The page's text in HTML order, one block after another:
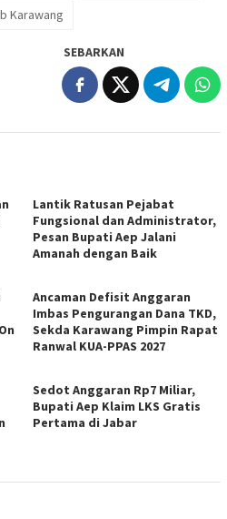
Karawang
SEBARKAN
Lantik Ratusan Pejabat
Fungsional dan Administrator,
Pesan Bupati Aep Jalani
Amanah dengan Baik
Ancaman Defisit Anggaran
Imbas Pengurangan Dana TKD,
Sekda Karawang Pimpin Rapat
Ranwal KUA-PPAS 2027
Sedot Anggaran Rp7 Miliar,
Bupati Aep Klaim LKS Gratis
Pertama di Jabar